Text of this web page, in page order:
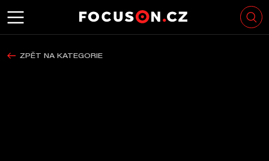
ZPĚT NA KATEGORIE